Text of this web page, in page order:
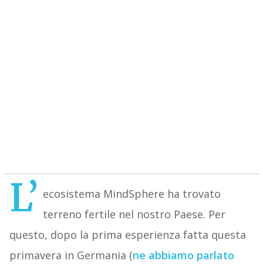
L’ ecosistema MindSphere ha trovato
terreno fertile nel nostro Paese. Per
questo, dopo la prima esperienza fatta questa
primavera in Germania (ne abbiamo parlato